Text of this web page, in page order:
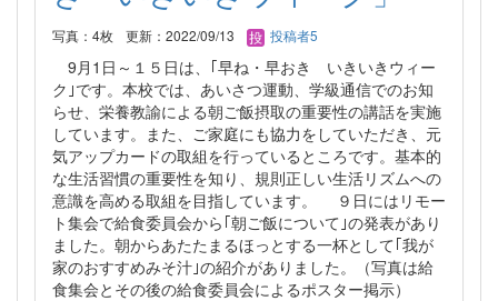
写真：4枚 更新：2022/09/13 投稿者5
9月1日～１５日は、｢早ね・早おき いきいきウィー
ク｣です。本校では、あいさつ運動、学級通信でのお知
らせ、栄養教諭による朝ご飯摂取の重要性の講話を実施
しています。また、ご家庭にも協力をしていただき、元
気アップカードの取組を行っているところです。基本的
な生活習慣の重要性を知り、規則正しい生活リズムへの
意識を高める取組を目指しています。 ９日にはリモー
ト集会で給食委員会から｢朝ご飯について｣の発表があり
ました。朝からあたたまるほっとする一杯として｢我が
家のおすすめみそ汁｣の紹介がありました。（写真は給
食集会とその後の給食委員会によるポスター掲示）